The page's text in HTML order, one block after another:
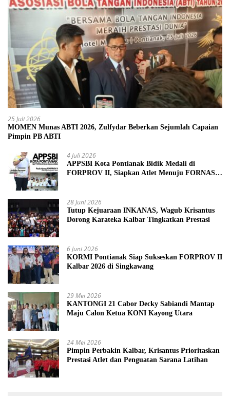
25 Juli 2026
MOMEN Munas ABTI 2026, Zulfydar Beberkan Sejumlah Capaian
Pimpin PB ABTI
4 Juli 2026
APPSBI Kota Pontianak Bidik Medali di
FORPROV II, Siapkan Atlet Menuju FORNAS
28 Juni 2026
Tutup Kejuaraan INKANAS, Wagub Krisantus
Dorong Karateka Kalbar Tingkatkan Prestasi
6 Juni 2026
KORMI Pontianak Siap Sukseskan FORPROV II
Kalbar 2026 di Singkawang
29 Mei 2026
KANTONGI 21 Cabor Decky Sabiandi Mantap
Maju Calon Ketua KONI Kayong Utara
24 Mei 2026
Pimpin Perbakin Kalbar, Krisantus Prioritaskan
Prestasi Atlet dan Penguatan Sarana Latihan